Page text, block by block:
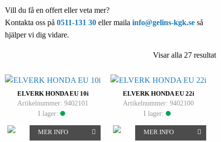
Vill du få en offert eller veta mer?
Kontakta oss på 0511-131 30 eller maila info@gelins-kgk.se så
hjälper vi dig vidare.
Visar alla 27 resultat
ELVERK HONDA EU 10i
Artikelnummer: 9402101
I lager:
MER INFO
ELVERK HONDA EU 22i
Artikelnummer: 9402100
I lager:
MER INFO